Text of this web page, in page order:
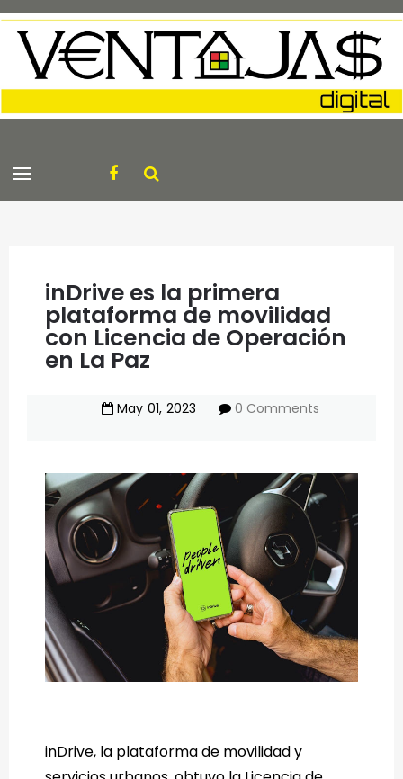
inDrive es la primera
plataforma de movilidad
con Licencia de Operación
en La Paz
May 01, 2023 0 Comments
inDrive, la plataforma de movilidad y